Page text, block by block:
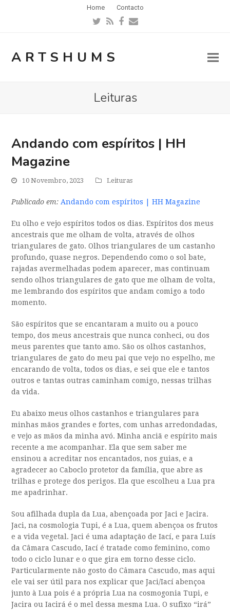
Home Contacto
Twitter
RSSFacebook
Email
ARTSHUMS
Leituras
Andando com espíritos | HH
Magazine
10 Novembro, 2023 Leituras
Publicado em: Andando com espíritos | HH Magazine
Eu olho e vejo espíritos todos os dias. Espíritos dos meus
ancestrais que me olham de volta, através de olhos
triangulares de gato. Olhos triangulares de um castanho
profundo, quase negros. Dependendo como o sol bate,
rajadas avermelhadas podem aparecer, mas continuam
sendo olhos triangulares de gato que me olham de volta,
me lembrando dos espíritos que andam comigo a todo
momento.
São espíritos que se encantaram a muito ou a pouco
tempo, dos meus ancestrais que nunca conheci, ou dos
meus parentes que tanto amo. São os olhos castanhos,
triangulares de gato do meu pai que vejo no espelho, me
encarando de volta, todos os dias, e sei que ele e tantos
outros e tantas outras caminham comigo, nessas trilhas
da vida.
Eu abaixo meus olhos castanhos e triangulares para
minhas mãos grandes e fortes, com unhas arredondadas,
e vejo as mãos da minha avó. Minha anciã e espírito mais
recente a me acompanhar. Ela que sem saber me
ensinou a acreditar nos encantados, nos guias, e a
agradecer ao Caboclo protetor da família, que abre as
trilhas e protege dos perigos. Ela que escolheu a Lua pra
me apadrinhar.
Sou afilhada dupla da Lua, abençoada por Jaci e Jacira.
Jaci, na cosmologia Tupi, é a Lua, quem abençoa os frutos
e a vida vegetal. Jaci é uma adaptação de Iací, e para Luís
da Câmara Cascudo, Iací é tratade como feminino, como
todo o ciclo lunar e o que gira em torno desse ciclo.
Particularmente não gosto do Câmara Cascudo, mas aqui
ele vai ser útil para nos explicar que Jaci/Iací abençoa
junto à Lua pois é a própria Lua na cosmogonia Tupi, e
Jacira ou Iacirá é o mel dessa mesma Lua. O sufixo “irá”